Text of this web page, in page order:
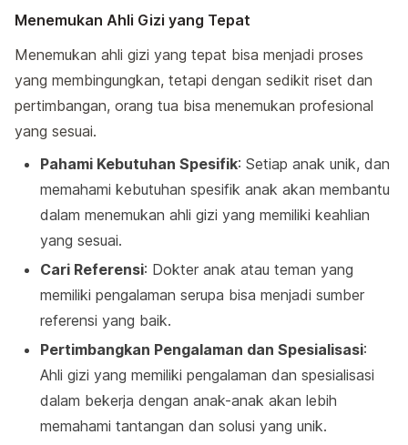
Menemukan Ahli Gizi yang Tepat
Menemukan ahli gizi yang tepat bisa menjadi proses
yang membingungkan, tetapi dengan sedikit riset dan
pertimbangan, orang tua bisa menemukan profesional
yang sesuai.
Pahami Kebutuhan Spesifik: Setiap anak unik, dan
memahami kebutuhan spesifik anak akan membantu
dalam menemukan ahli gizi yang memiliki keahlian
yang sesuai.
Cari Referensi: Dokter anak atau teman yang
memiliki pengalaman serupa bisa menjadi sumber
referensi yang baik.
Pertimbangkan Pengalaman dan Spesialisasi:
Ahli gizi yang memiliki pengalaman dan spesialisasi
dalam bekerja dengan anak-anak akan lebih
memahami tantangan dan solusi yang unik.